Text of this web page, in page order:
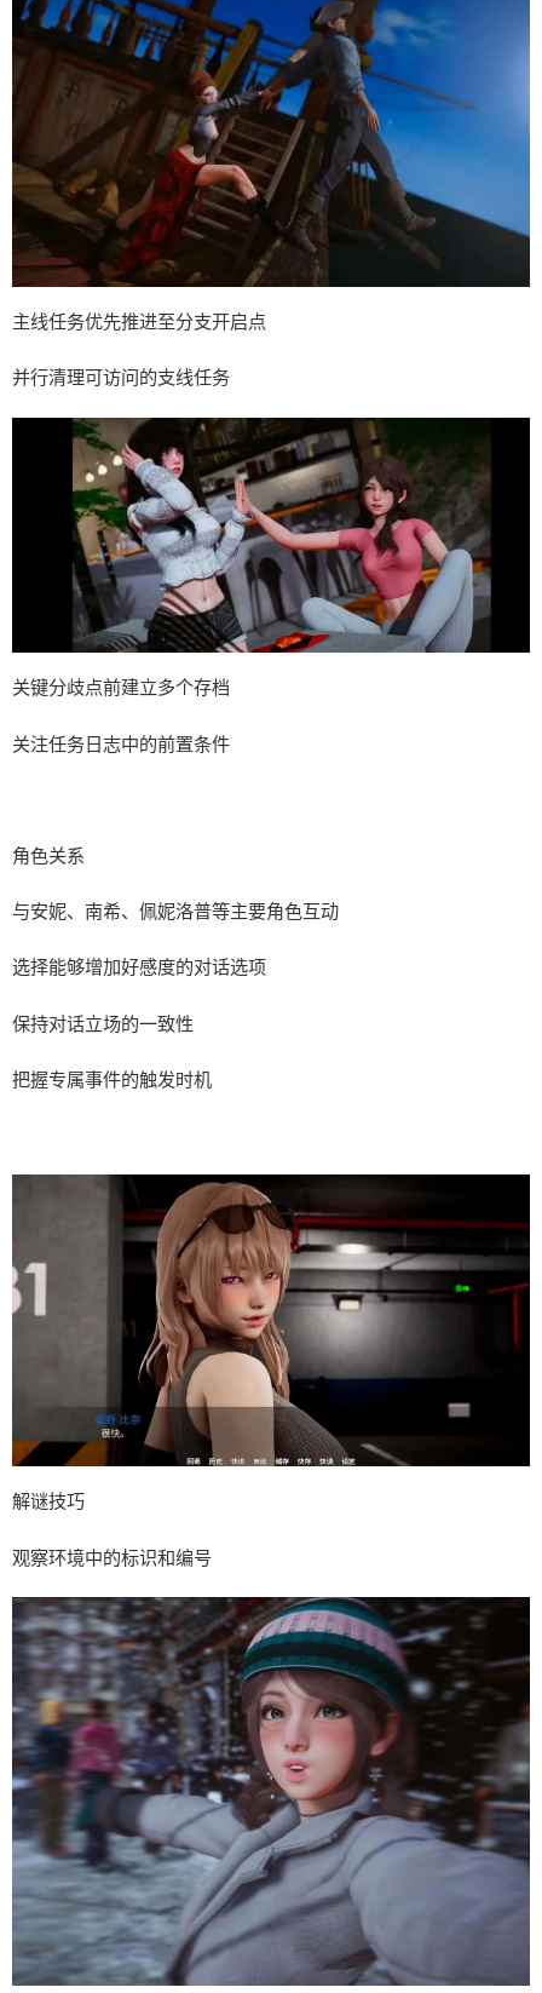
主线任务优先推进至分支开启点
并行清理可访问的支线任务
关键分歧点前建立多个存档
关注任务日志中的前置条件
角色关系
与安妮、南希、佩妮洛普等主要角色互动
选择能够增加好感度的对话选项
保持对话立场的一致性
把握专属事件的触发时机
解谜技巧
观察环境中的标识和编号